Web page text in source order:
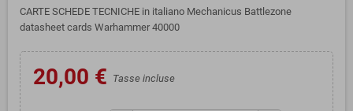
CARTE SCHEDE TECNICHE in italiano Mechanicus Battlezone
datasheet cards Warhammer 40000
20,00 € Tasse incluse